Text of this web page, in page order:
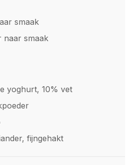
smaak
naar smaak
yoghurt, 10% vet
fijngehakt